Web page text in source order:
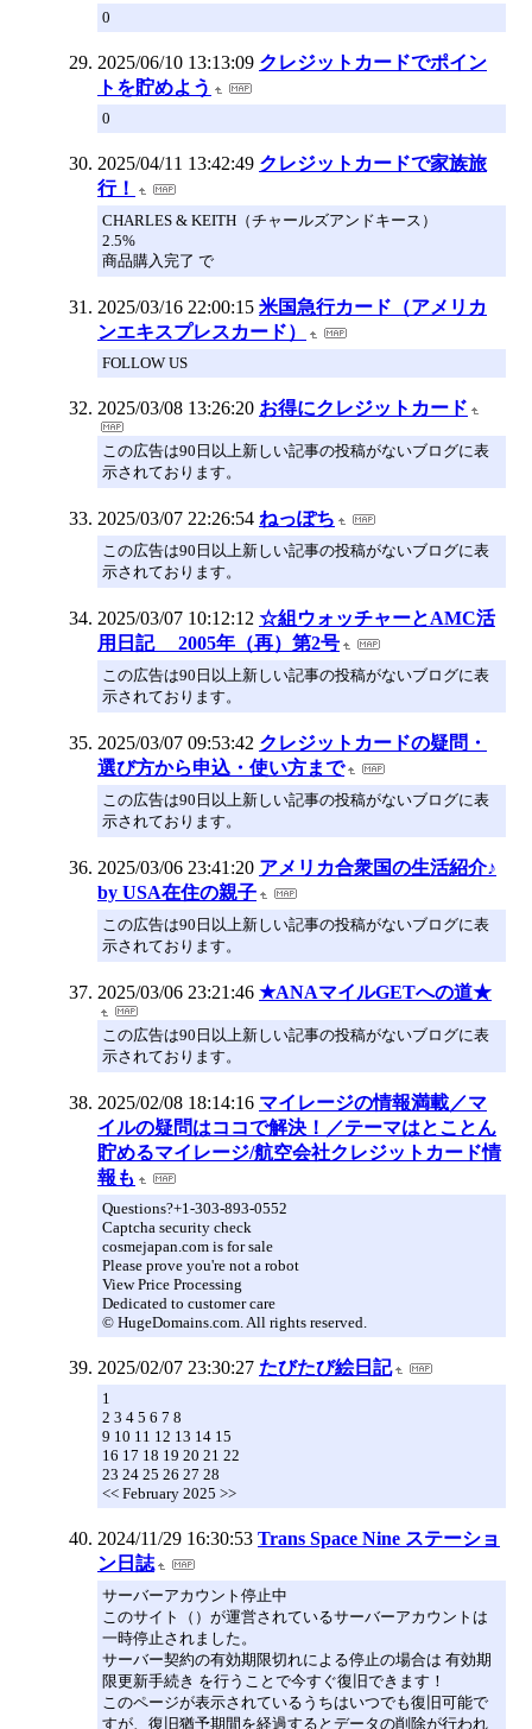
0
2025/06/10 13:13:09 クレジットカードでポイン
トを貯めよう
0
2025/04/11 13:42:49 クレジットカードで家族旅
行！
CHARLES & KEITH（チャールズアンドキース）
2.5%
商品購入完了 で
2025/03/16 22:00:15 米国急行カード（アメリカ
ンエキスプレスカード）
FOLLOW US
2025/03/08 13:26:20 お得にクレジットカード
この広告は90日以上新しい記事の投稿がないブログに表
示されております。
2025/03/07 22:26:54 ねっぽち
この広告は90日以上新しい記事の投稿がないブログに表
示されております。
2025/03/07 10:12:12 ☆組ウォッチャーとAMC活
用日記 2005年（再）第2号
この広告は90日以上新しい記事の投稿がないブログに表
示されております。
2025/03/07 09:53:42 クレジットカードの疑問・
選び方から申込・使い方まで
この広告は90日以上新しい記事の投稿がないブログに表
示されております。
2025/03/06 23:41:20 アメリカ合衆国の生活紹介♪
by USA在住の親子
この広告は90日以上新しい記事の投稿がないブログに表
示されております。
2025/03/06 23:21:46 ★ANAマイルGETへの道★
この広告は90日以上新しい記事の投稿がないブログに表
示されております。
2025/02/08 18:14:16 マイレージの情報満載／マ
イルの疑問はココで解決！／テーマはとことん
貯めるマイレージ/航空会社クレジットカード情
報も
Questions?+1-303-893-0552
Captcha security check
cosmejapan.com is for sale
Please prove you're not a robot
View Price Processing
Dedicated to customer care
© HugeDomains.com. All rights reserved.
2025/02/07 23:30:27 たびたび絵日記
1
2 3 4 5 6 7 8
9 10 11 12 13 14 15
16 17 18 19 20 21 22
23 24 25 26 27 28
<< February 2025 >>
2024/11/29 16:30:53 Trans Space Nine ステーショ
ン日誌
サーバーアカウント停止中
このサイト（）が運営されているサーバーアカウントは
一時停止されました。
サーバー契約の有効期限切れによる停止の場合は 有効期
限更新手続き を行うことで今すぐ復旧できます！
このページが表示されているうちはいつでも復旧可能で
すが、復旧猶予期間を経過するとデータの削除が行われ